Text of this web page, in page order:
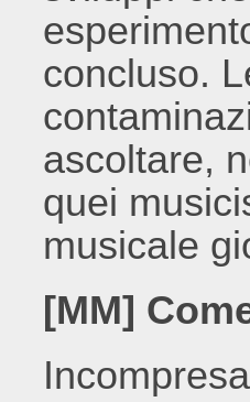
concluso.
ascoltare,
quei
musicale
[MM]